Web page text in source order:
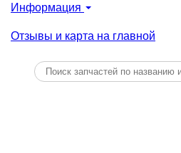
Информация
Отзывы и карта на главной